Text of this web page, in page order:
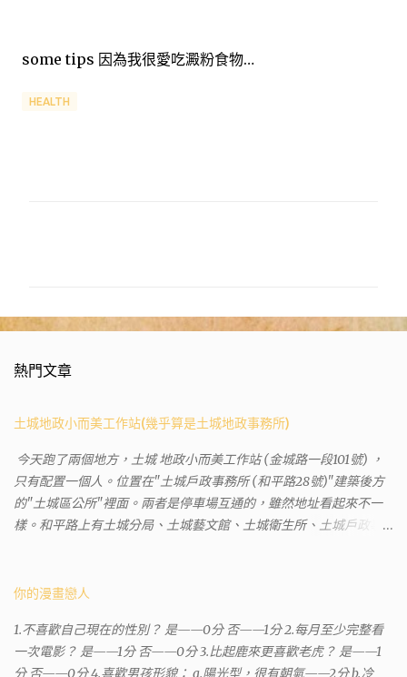
some tips 因為我很愛吃澱粉食物…
HEALTH
熱門文章
土城地政小而美工作站(幾乎算是土城地政事務所)
今天跑了兩個地方，土城 地政小而美工作站 (金城路一段101號) ，
只有配置一個人。位置在"土城戶政事務所 (和平路28號)"建築後方
的"土城區公所"裡面。兩者是停車場互通的，雖然地址看起來不一
樣。和平路上有土城分局、土城藝文館、土城衛生所、土城戶政事
沒有正式的地政事務所，只有地政小而美工作站 ，也已經能處理大
到以後還真嚇了一跳，這一看就有問題。要是我拿著那不被承認、
有問題的幽靈合約恐怕還調不到資源。但我不知道審判時法官會不
你的漫畫戀人
1.不喜歡自己現在的性別？ 是——0分 否——1分 2.每月至少完整看
一次電影？ 是——1分 否——0分 3.比起鹿來更喜歡老虎？ 是——1
分 否——0分 4.喜歡男孩形貌： a.陽光型，很有朝氣——2分 b.冷